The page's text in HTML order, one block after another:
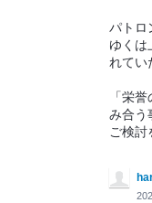
パトロ
ゆくは
れてい
「栄
み合う
ご検討